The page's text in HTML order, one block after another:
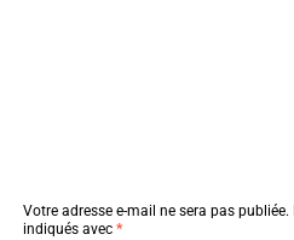
Votre adresse e-mail ne sera pas publiée.
indiqués avec *